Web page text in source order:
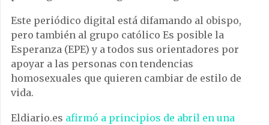
Este periódico digital está difamando al obispo,
pero también al grupo católico Es posible la
Esperanza (EPE) y a todos sus orientadores por
apoyar a las personas con tendencias
homosexuales que quieren cambiar de estilo de
vida.
Eldiario.es afirmó a principios de abril en una